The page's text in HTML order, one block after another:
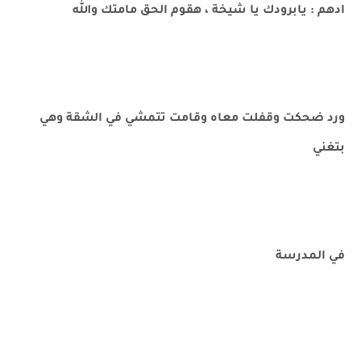
ادهم : يابرودك يا شيخة ، هقوم الحق مامتك والله
ورد ضحكت وقفلت معاه وقامت تتمشي في الشقة وهي
بتغني
في المدرسة